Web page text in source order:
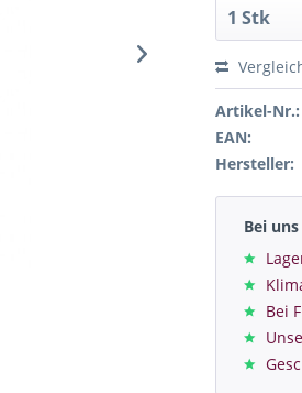
Artikel-Nr.:
EAN:
Hersteller:
Bei
Bei